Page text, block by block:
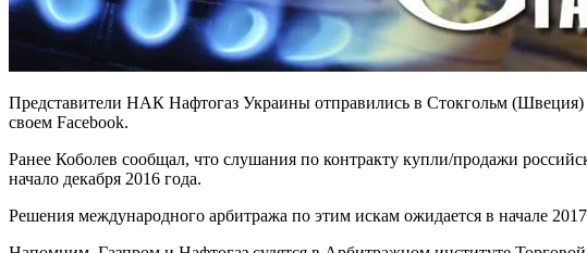
Представители НАК Нафтогаз Украины отправились в Стокгольм
своем Facebook.
Ранее Коболев сообщал, что слушания по контракту купли/продажи
начало декабря 2016 года.
Решения международного арбитража по этим искам ожидается в начале